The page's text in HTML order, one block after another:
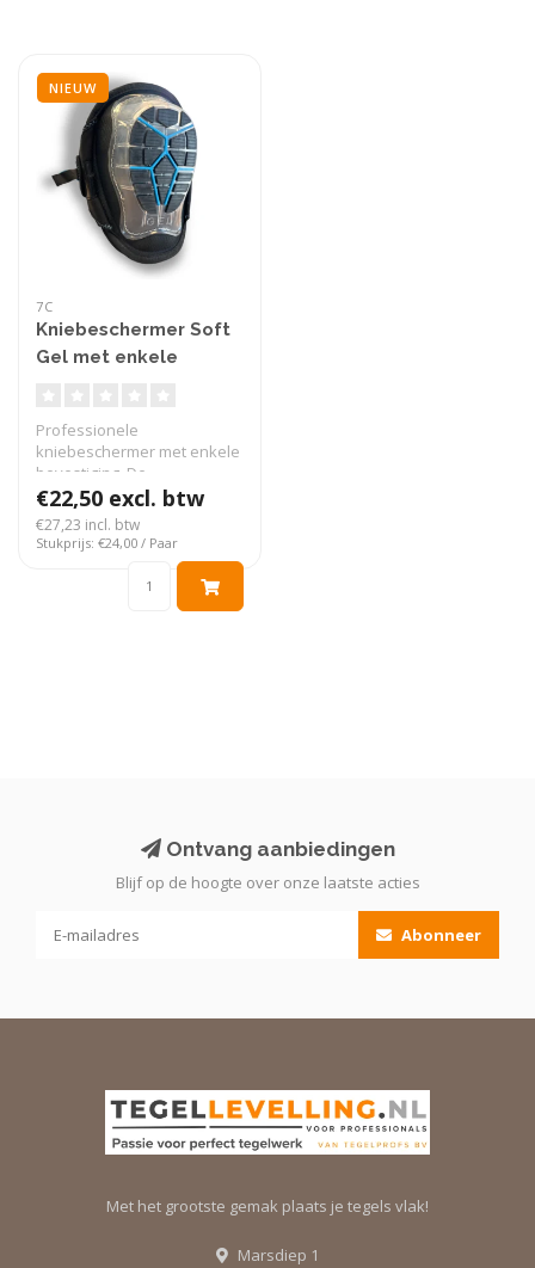
NIEUW
7C
Kniebeschermer Soft
Gel met enkele
Professionele
kniebeschermer met enkele
bevestiging. De
kniebeschermer zijn uitg..
€22,50 excl. btw
€27,23 incl. btw
Stukprijs: €24,00 / Paar
Ontvang aanbiedingen
Blijf op de hoogte over onze laatste acties
Abonneer
Met het grootste gemak plaats je tegels vlak!
Marsdiep 1